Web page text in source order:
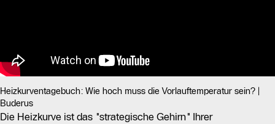
Heizkurventagebuch: Wie hoch muss die Vorlauftemperatur sein? |
Buderus
Die Heizkurve ist das "strategische Gehirn" Ihrer